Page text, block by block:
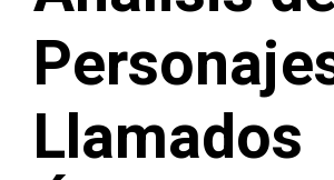
Llamados